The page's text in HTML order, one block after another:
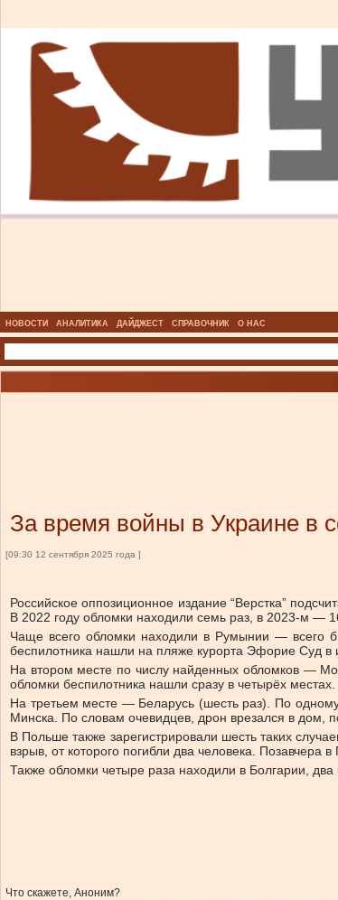
НОВОСТИ АНАЛИТИКА ДАЙДЖЕСТ СПРАВОЧНИК О НАС
За время войны в Украине в
[09:30 12 сентября 2025 года ]
Российское оппозиционное издание “Верстка”
В 2022 году обломки находили семь раз, в 2023-м —
Чаще всего обломки находили в Румынии —
беспилотника нашли на пляже курорта Эфорие Суд в
На втором месте по числу найденных обломков —
обломки беспилотника нашли сразу в четырёх местах.
На третьем месте — Беларусь (шесть раз). По
Минска. По словам очевидцев, дрон врезался в дом,
В Польше также зарегистрировали шесть таких
взрыв, от которого погибли два человека.
Также обломки четыре раза находили в Болгарии,
Что скажете, Аноним?